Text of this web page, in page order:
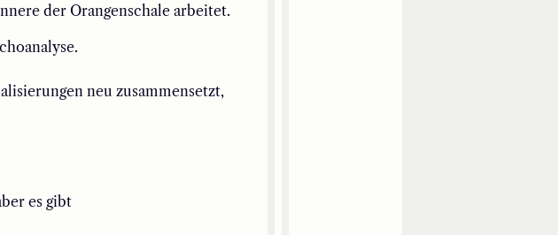
der Orangenschale arbeitet.
neu zusammensetzt,
es gibt